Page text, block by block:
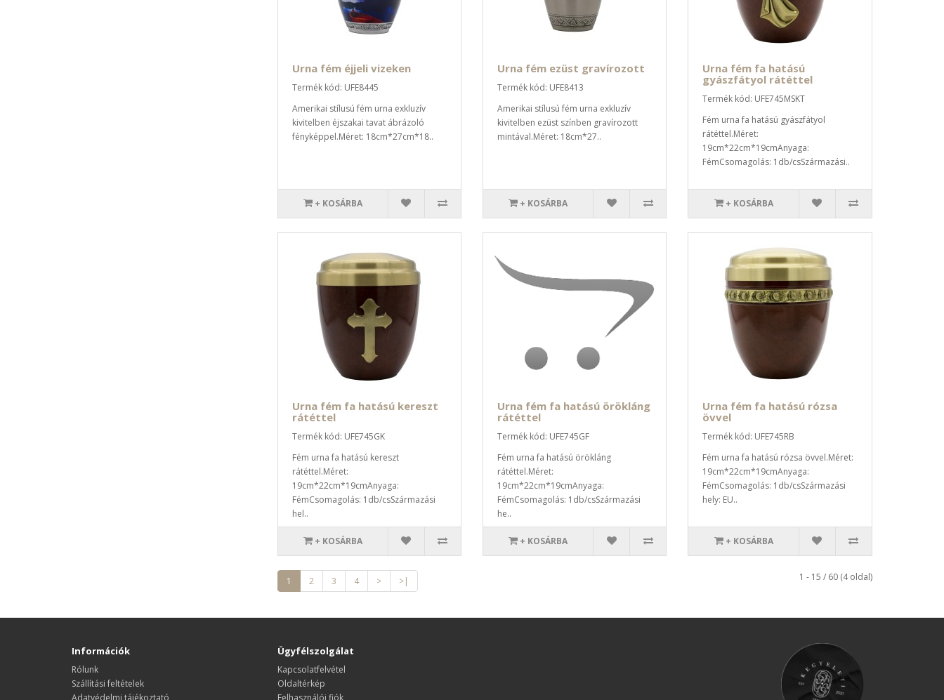
Urna fém éjjeli vizeken
Termék kód: UFE8445
Amerikai stílusú fém urna exkluzív
kivitelben éjszakai tavat ábrázoló
fényképpel.Méret: 18cm*27cm*18..
+ KOSÁRBA
Urna fém ezüst gravírozott
Termék kód: UFE8413
Amerikai stílusú fém urna exkluzív
kivitelben ezüst színben gravírozott
mintával.Méret: 18cm*27..
+ KOSÁRBA
Urna fém fa hatású
gyászfátyol rátéttel
Termék kód: UFE745MSKT
Fém urna fa hatású gyászfátyol
rátéttel.Méret:
19cm*22cm*19cmAnyaga:
FémCsomagolás: 1db/csSzármazási..
+ KOSÁRBA
Urna fém fa hatású kereszt
rátéttel
Termék kód: UFE745GK
Fém urna fa hatású kereszt
rátéttel.Méret:
19cm*22cm*19cmAnyaga:
FémCsomagolás: 1db/csSzármazási
hel..
+ KOSÁRBA
Urna fém fa hatású örökláng
rátéttel
Termék kód: UFE745GF
Fém urna fa hatású örökláng
rátéttel.Méret:
19cm*22cm*19cmAnyaga:
FémCsomagolás: 1db/csSzármazási
he..
+ KOSÁRBA
Urna fém fa hatású rózsa
övvel
Termék kód: UFE745RB
Fém urna fa hatású rózsa övvel.Méret:
19cm*22cm*19cmAnyaga:
FémCsomagolás: 1db/csSzármazási
hely: EU..
+ KOSÁRBA
1 2 3 4 > >| 1 - 15 / 60 (4 oldal)
Információk
Rólunk
Szállítási feltételek
Adatvédelmi tájékoztató
Ügyfélszolgálat
Kapcsolatfelvétel
Oldaltérkép
Felhasználói fiók